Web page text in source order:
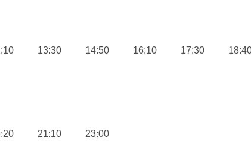
13:30 14:50 16:10 17:30
21:10 23:00